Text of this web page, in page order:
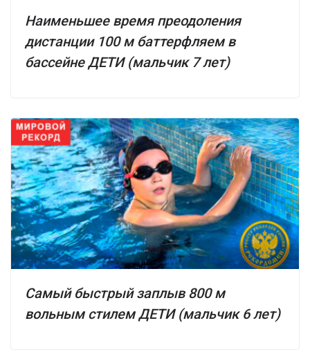
Наименьшее время преодоления
дистанции 100 м баттерфляем в
бассейне ДЕТИ (мальчик 7 лет)
Самый быстрый заплыв 800 м
вольным стилем ДЕТИ (мальчик 6 лет)